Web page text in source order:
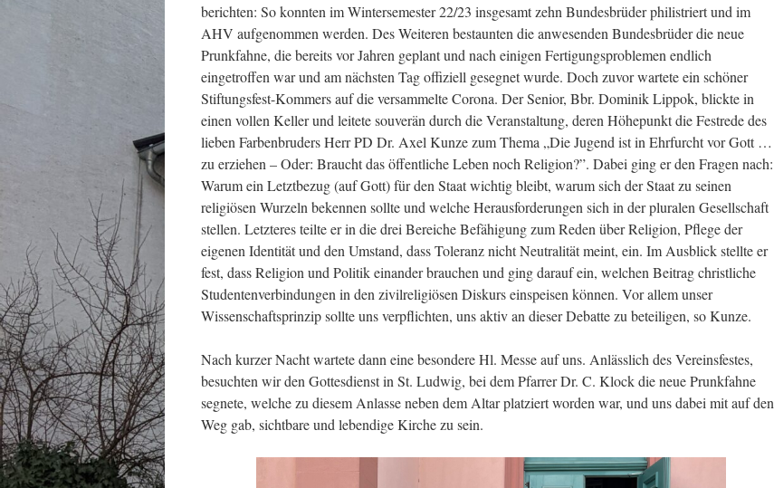
berichten: So konnten im Wintersemester 22/23 insgesamt zehn Bundesbrüder philistriert und im
AHV aufgenommen werden. Des Weiteren bestaunten die anwesenden Bundesbrüder die neue
Prunkfahne, die bereits vor Jahren geplant und nach einigen Fertigungsproblemen endlich
eingetroffen war und am nächsten Tag offiziell gesegnet wurde. Doch zuvor wartete ein schöner
Stiftungsfest-Kommers auf die versammelte Corona. Der Senior, Bbr. Dominik Lippok, blickte in
einen vollen Keller und leitete souverän durch die Veranstaltung, deren Höhepunkt die Festrede des
lieben Farbenbruders Herr PD Dr. Axel Kunze zum Thema „Die Jugend ist in Ehrfurcht vor Gott …
zu erziehen – Oder: Braucht das öffentliche Leben noch Religion?”. Dabei ging er den Fragen nach:
Warum ein Letztbezug (auf Gott) für den Staat wichtig bleibt, warum sich der Staat zu seinen
religiösen Wurzeln bekennen sollte und welche Herausforderungen sich in der pluralen Gesellschaft
stellen. Letzteres teilte er in die drei Bereiche Befähigung zum Reden über Religion, Pflege der
eigenen Identität und den Umstand, dass Toleranz nicht Neutralität meint, ein. Im Ausblick stellte er
fest, dass Religion und Politik einander brauchen und ging darauf ein, welchen Beitrag christliche
Studentenverbindungen in den zivilreligiösen Diskurs einspeisen können. Vor allem unser
Wissenschaftsprinzip sollte uns verpflichten, uns aktiv an dieser Debatte zu beteiligen, so Kunze.
Nach kurzer Nacht wartete dann eine besondere Hl. Messe auf uns. Anlässlich des Vereinsfestes,
besuchten wir den Gottesdienst in St. Ludwig, bei dem Pfarrer Dr. C. Klock die neue Prunkfahne
segnete, welche zu diesem Anlasse neben dem Altar platziert worden war, und uns dabei mit auf den
Weg gab, sichtbare und lebendige Kirche zu sein.